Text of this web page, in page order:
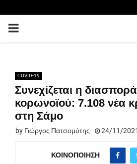
PRIMARY
COVID-19
Συνεχίζεται η
κορωνοϊού: 7.108 νέα
στη Σάμο
by Γιώργος Πατσομύτης 24/11/2021
ΚΟΙΝΟΠΟΊΗΣΗ